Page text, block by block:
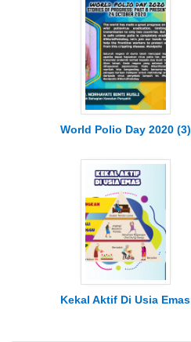
World Polio Day 2020 (3)
Kekal Aktif Di Usia Emas